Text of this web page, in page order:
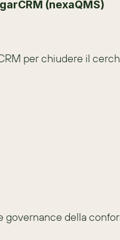
(nexaQMS)
per chiudere il
della